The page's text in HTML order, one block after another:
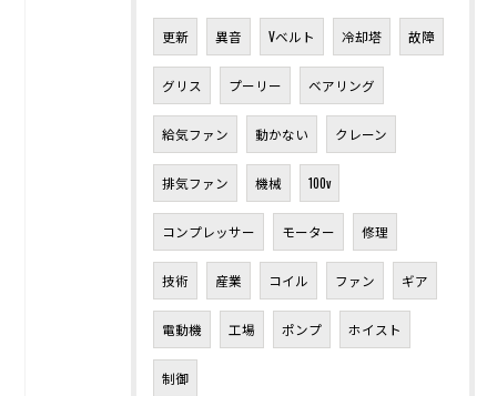
更新 異音 Vベルト 冷却塔 故障
グリス プーリー ベアリング
給気ファン 動かない クレーン
排気ファン 機械 100v
コンプレッサー モーター 修理
技術 産業 コイル ファン ギア
電動機 工場 ポンプ ホイスト
制御